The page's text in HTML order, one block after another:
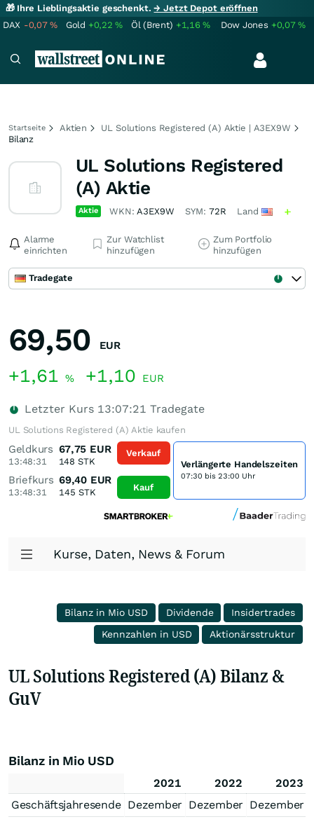
🎁 Ihre Lieblingsaktie geschenkt.→ Jetzt Depot eröffnen
DAX -0,07% Gold +0,22% Öl (Brent) +1,16% Dow Jones +0,07%
Startseite Aktien
UL Solutions Registered (A) Aktie | A3EX9W
Bilanz
UL Solutions Registered
(A) Aktie
Aktie WKN:A3EX9W SYM: 72R Land
Alarme
einrichten
Zur Watchlist
hinzufügen
Zum Portfolio
hinzufügen
Tradegate
69,50 EUR
+1,61 % +1,10 EUR
Letzter Kurs 13:07:21 Tradegate
UL Solutions Registered (A) Aktie kaufen
Geldkurs
13:48:31
67,75 EUR
148 STK
Briefkurs
13:48:31
69,40 EUR
145 STK
Verkauf
Kauf
Verlängerte Handelszeiten
07:30 bis 23:00 Uhr
Kurse, Daten, News & Forum
Bilanz in Mio USD Dividende
Insidertrades
Kennzahlen in USD
Aktionärsstruktur
UL Solutions Registered (A) Bilanz &
GuV
Bilanz in Mio USD
2021 2022
2023
Geschäftsjahresende Dezember Dezember Dezember